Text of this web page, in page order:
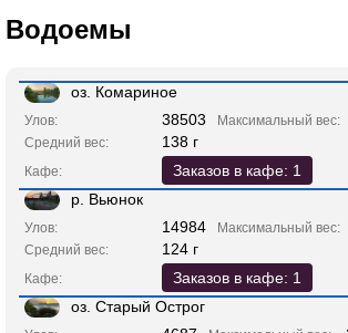
Водоемы
оз. Комариное
Улов: 38503 Максимальный вес:
Средний вес: 138 г
Кафе:
Заказов в кафе: 1
р. Вьюнок
Улов: 14984 Максимальный вес:
Средний вес: 124 г
Кафе:
Заказов в кафе: 1
оз. Старый Острог